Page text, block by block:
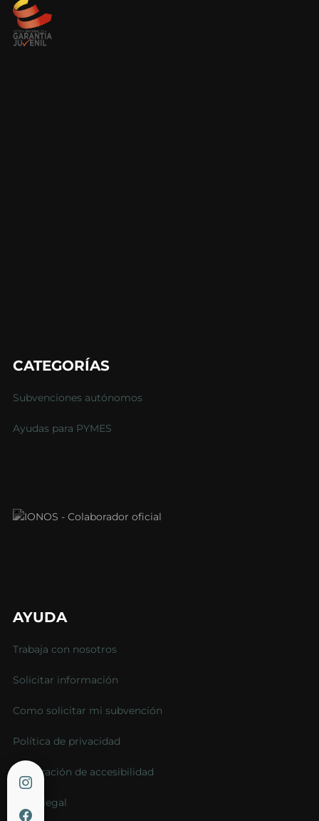
CATEGORÍAS
Subvenciones autónomos
Ayudas para PYMES
AYUDA
Trabaja con nosotros
Solicitar información
Como solicitar mi subvención
Política de privacidad
Declaración de accesibilidad
Aviso legal